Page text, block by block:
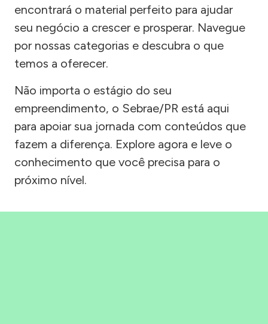
encontrará o material perfeito para ajudar
seu negócio a crescer e prosperar. Navegue
por nossas categorias e descubra o que
temos a oferecer.
Não importa o estágio do seu
empreendimento, o Sebrae/PR está aqui
para apoiar sua jornada com conteúdos que
fazem a diferença. Explore agora e leve o
conhecimento que você precisa para o
próximo nível.